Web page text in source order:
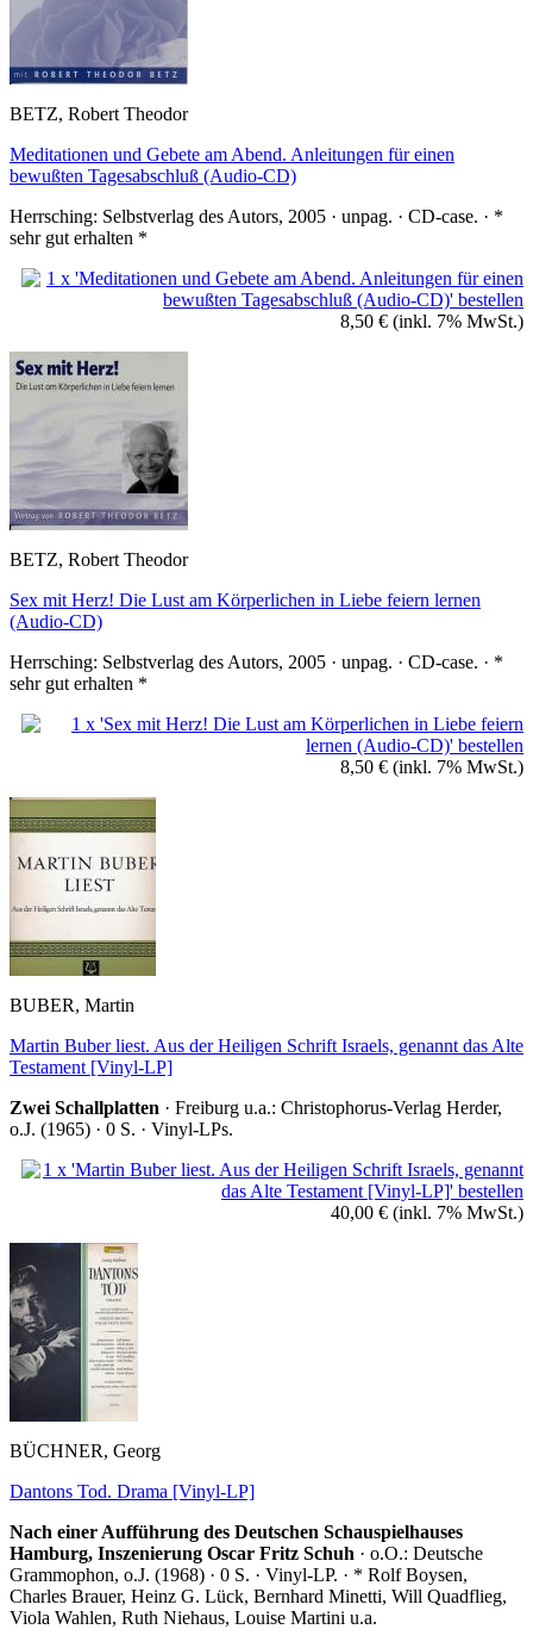
BETZ, Robert Theodor
Meditationen und Gebete am Abend. Anleitungen für einen
bewußten Tagesabschluß (Audio-CD)
Herrsching: Selbstverlag des Autors, 2005 · unpag. · CD-case. · *
sehr gut erhalten *
8,50 € (inkl. 7% MwSt.)
BETZ, Robert Theodor
Sex mit Herz! Die Lust am Körperlichen in Liebe feiern lernen
(Audio-CD)
Herrsching: Selbstverlag des Autors, 2005 · unpag. · CD-case. · *
sehr gut erhalten *
8,50 € (inkl. 7% MwSt.)
BUBER, Martin
Martin Buber liest. Aus der Heiligen Schrift Israels, genannt das Alte
Testament [Vinyl-LP]
Zwei Schallplatten · Freiburg u.a.: Christophorus-Verlag Herder,
o.J. (1965) · 0 S. · Vinyl-LPs.
40,00 € (inkl. 7% MwSt.)
BÜCHNER, Georg
Dantons Tod. Drama [Vinyl-LP]
Nach einer Aufführung des Deutschen Schauspielhauses
Hamburg, Inszenierung Oscar Fritz Schuh · o.O.: Deutsche
Grammophon, o.J. (1968) · 0 S. · Vinyl-LP. · * Rolf Boysen,
Charles Brauer, Heinz G. Lück, Bernhard Minetti, Will Quadflieg,
Viola Wahlen, Ruth Niehaus, Louise Martini u.a.